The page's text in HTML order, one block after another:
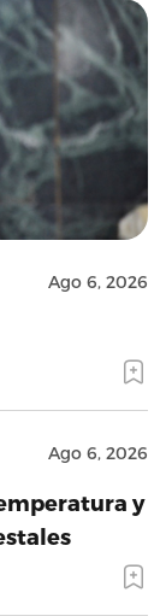
Ago 6, 2026
Ago 6, 2026
y